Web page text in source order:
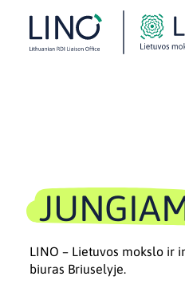
LINO – Lietuvos mokslo ir
biuras Briuselyje.